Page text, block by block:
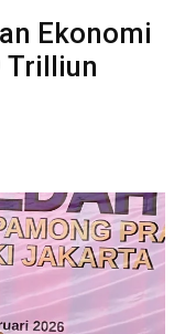
Ekonomi
Trilliun